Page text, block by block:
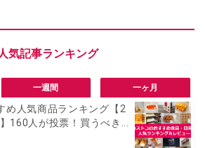
一週間 一ヶ月
め人気商品ランキング【2
160人が投票！買うべき...